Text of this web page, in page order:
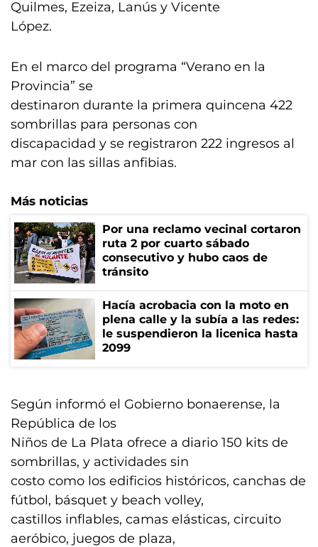
Quilmes, Ezeiza, Lanús y Vicente
López.
En el marco del programa “Verano en la
Provincia” se
destinaron durante la primera quincena 422
sombrillas para personas con
discapacidad y se registraron 222 ingresos al
mar con las sillas anfibias.
Más noticias
Por una reclamo vecinal cortaron
ruta 2 por cuarto sábado
consecutivo y hubo caos de
tránsito
Hacía acrobacia con la moto en
plena calle y la subía a las redes:
le suspendieron la licenica hasta
2099
Según informó el Gobierno bonaerense, la
República de los
Niños de La Plata ofrece a diario 150 kits de
sombrillas, y actividades sin
costo como los edificios históricos, canchas de
fútbol, básquet y beach volley,
castillos inflables, camas elásticas, circuito
aeróbico, juegos de plaza,